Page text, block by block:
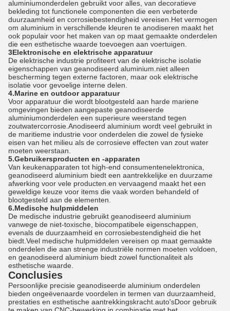
aluminiumonderdelen gebruikt voor alles, van decoratieve
bekleding tot functionele componenten die een verbeterde
duurzaamheid en corrosiebestendigheid vereisen.Het vermogen
om aluminium in verschillende kleuren te anodiseren maakt het
ook populair voor het maken van op maat gemaakte onderdelen
die een esthetische waarde toevoegen aan voertuigen.
3Elektronische en elektrische apparatuur
De elektrische industrie profiteert van de elektrische isolatie
eigenschappen van geanodiseerd aluminium.niet alleen
bescherming tegen externe factoren, maar ook elektrische
isolatie voor gevoelige interne delen.
4.Marine en outdoor apparatuur
Voor apparatuur die wordt blootgesteld aan harde mariene
omgevingen bieden aangepaste geanodiseerde
aluminiumonderdelen een superieure weerstand tegen
zoutwatercorrosie.Anodiseerd aluminium wordt veel gebruikt in
de maritieme industrie voor onderdelen die zowel de fysieke
eisen van het milieu als de corrosieve effecten van zout water
moeten weerstaan.
5.Gebruikersproducten en -apparaten
Van keukenapparaten tot high-end consumentenelektronica,
geanodiseerd aluminium biedt een aantrekkelijke en duurzame
afwerking voor vele producten.en vervaagend maakt het een
geweldige keuze voor items die vaak worden behandeld of
blootgesteld aan de elementen.
6.Medische hulpmiddelen
De medische industrie gebruikt geanodiseerd aluminium
vanwege de niet-toxische, biocompatibele eigenschappen,
evenals de duurzaamheid en corrosiebestendigheid die het
biedt.Veel medische hulpmiddelen vereisen op maat gemaakte
onderdelen die aan strenge industriële normen moeten voldoen,
en geanodiseerd aluminium biedt zowel functionaliteit als
esthetische waarde.
Conclusies
Persoonlijke precisie geanodiseerde aluminium onderdelen
bieden ongeëvenaarde voordelen in termen van duurzaamheid,
prestaties en esthetische aantrekkingskracht.auto'sDoor gebruik